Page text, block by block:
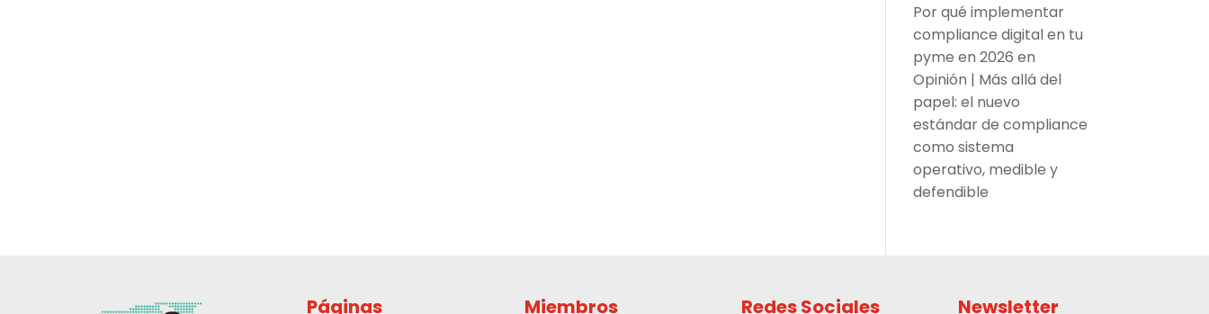
Por qué implementar
compliance digital en tu
pyme en 2026 en
Opinión | Más allá del
papel: el nuevo
estándar de compliance
como sistema
operativo, medible y
defendible
Páginas Miembros Redes Sociales Newsletter